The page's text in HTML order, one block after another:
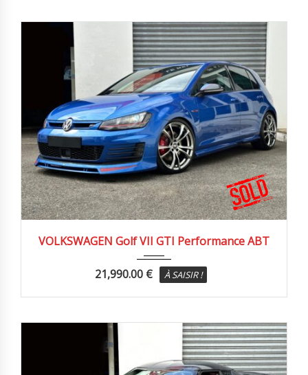
VOLKSWAGEN Golf VII GTI Performance ABT
21,990.00€ À SAISIR !